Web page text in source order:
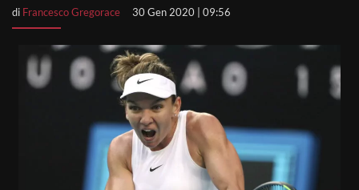
di Francesco Gregorace 30 Gen 2020 | 09:56